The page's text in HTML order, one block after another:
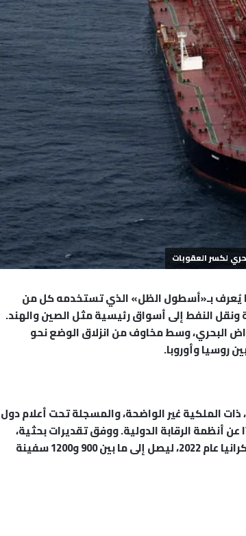
لكسر العقوبات
يُعرف بـ«أسطول الظل» الذي تستخدمه كل من
ونقل النفط إلى أسواق رئيسية مثل الصين والهند.
البحري، وسط مخاوف من انزلاق الوضع نحو
روسيا وأوروبا.
الملكية غير الواضحة، والمسجلة تحت أعلام دول
أنظمة الرقابة الدولية. ووفق تقديرات بحثية،
توسع هذا الأسطول بشكل حاد بعد الغزو الروسي لأوكرانيا عام 2022، ليصل إلى ما بين 900 و1200 سفينة